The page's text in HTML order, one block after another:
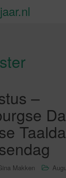
–
Makken